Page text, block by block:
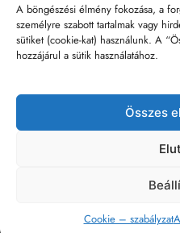
A böngészési élmény fokozása, a
személyre szabott tartalmak vagy
sütiket (cookie-kat) használunk. A
hozzájárul a sütik használatához.
Összes
Cookie – szabályzat